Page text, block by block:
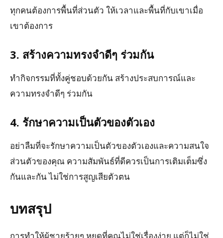
ทุกคนต้องการพื้นที่ส่วนตัว ให้เวลาและพื้นที่กับเขาเมื่อ
เขาต้องการ
3. สร้างความทรงจำดีๆ ร่วมกัน
ทำกิจกรรมที่ทั้งคู่ชอบด้วยกัน สร้างประสบการณ์และ
ความทรงจำดีๆ ร่วมกัน
4. รักษาความเป็นตัวของตัวเอง
อย่าลืมที่จะรักษาความเป็นตัวของตัวเองและความสนใจ
ส่วนตัวของคุณ ความสัมพันธ์ที่ดีควรเป็นการเติมเต็มซึ่ง
กันและกัน ไม่ใช่การสูญเสียตัวตน
บทสรุป